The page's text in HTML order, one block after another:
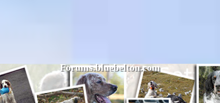
Forums.bluebelton.com